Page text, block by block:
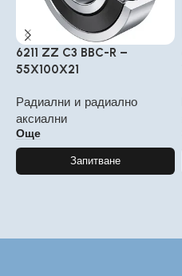
6211 ZZ C3 BBC-R –
55X100X21
Радиални и радиално
аксиални
Още
Запитване